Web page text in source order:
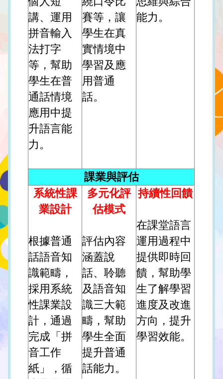
講、運用
拼音輸入
法打字
等，幫助
學生在普
通話情境
應用中提
升語言能
力。
賽等，讓
學生在真
實情境中
學習及應
用普通
話。
能力。
課業與評估
系統性課
業設計
根據普通
話語音知
識範疇，
採用系統
性課業設
計，通過
完成「拼
音工作
紙」，循
多元化評
估模式
評估內容
涵蓋說
話、聆聽
及語音知
識三大範
疇，幫助
學生全面
提升普通
話能力。
持續性回饋
在課堂語言
運用過程中
提供即時回
饋，幫助學
生了解學習
進度及改進
方向，提升
學習效能。